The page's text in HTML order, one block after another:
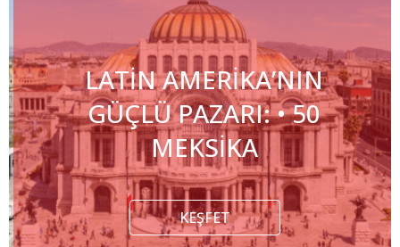
LATİN AMERİKA’NIN
GÜÇLÜ PAZARI: • 50
MEKSİKA
KEŞFET